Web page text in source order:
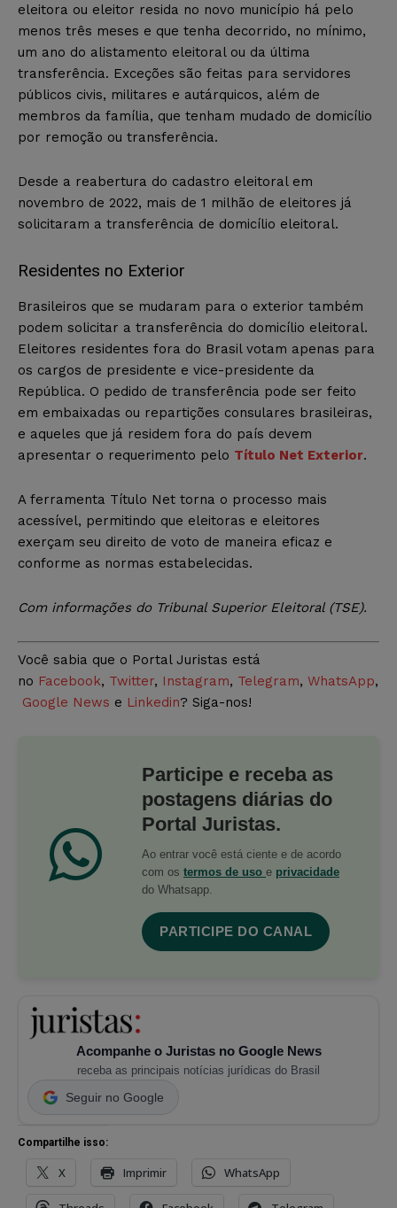
eleitora ou eleitor resida no novo município há pelo
menos três meses e que tenha decorrido, no mínimo,
um ano do alistamento eleitoral ou da última
transferência. Exceções são feitas para servidores
públicos civis, militares e autárquicos, além de
membros da família, que tenham mudado de domicílio
por remoção ou transferência.
Desde a reabertura do cadastro eleitoral em
novembro de 2022, mais de 1 milhão de eleitores já
solicitaram a transferência de domicílio eleitoral.
Residentes no Exterior
Brasileiros que se mudaram para o exterior também
podem solicitar a transferência do domicílio eleitoral.
Eleitores residentes fora do Brasil votam apenas para
os cargos de presidente e vice-presidente da
República. O pedido de transferência pode ser feito
em embaixadas ou repartições consulares brasileiras,
e aqueles que já residem fora do país devem
apresentar o requerimento pelo Título Net Exterior.
A ferramenta Título Net torna o processo mais
acessível, permitindo que eleitoras e eleitores
exerçam seu direito de voto de maneira eficaz e
conforme as normas estabelecidas.
Com informações do Tribunal Superior Eleitoral (TSE).
Você sabia que o Portal Juristas está
no Facebook, Twitter, Instagram, Telegram, WhatsApp,
Google News e Linkedin? Siga-nos!
Participe e receba as
postagens diárias do
Portal Juristas.
Ao entrar você está ciente e de acordo
com os termos de uso e privacidade
do Whatsapp.
PARTICIPE DO CANAL
Acompanhe o Juristas no Google News
receba as principais notícias jurídicas do Brasil
Seguir no Google
Compartilhe isso:
X Imprimir WhatsApp